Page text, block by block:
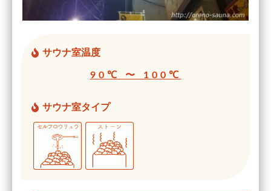
サウナ室温度
90℃ 〜 100℃
サウナ室タイプ